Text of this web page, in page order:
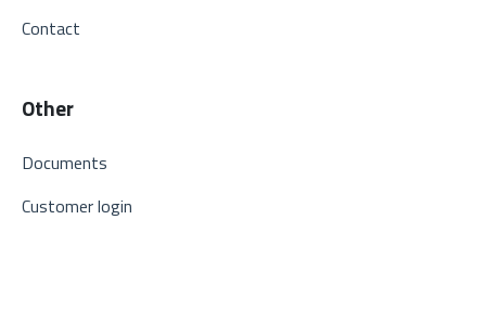
Contact
Other
Documents
Customer login